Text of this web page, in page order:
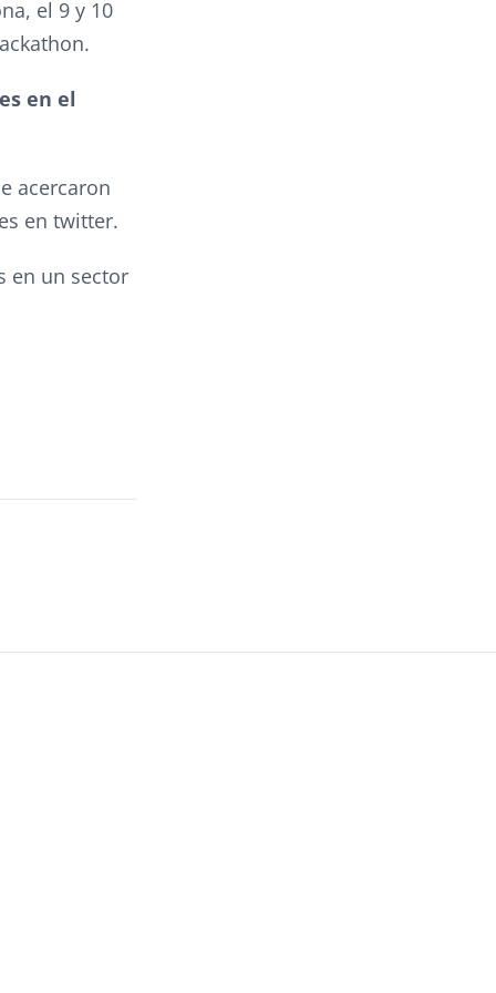
el 9 y 10
en el
acercaron
en twitter.
en un sector